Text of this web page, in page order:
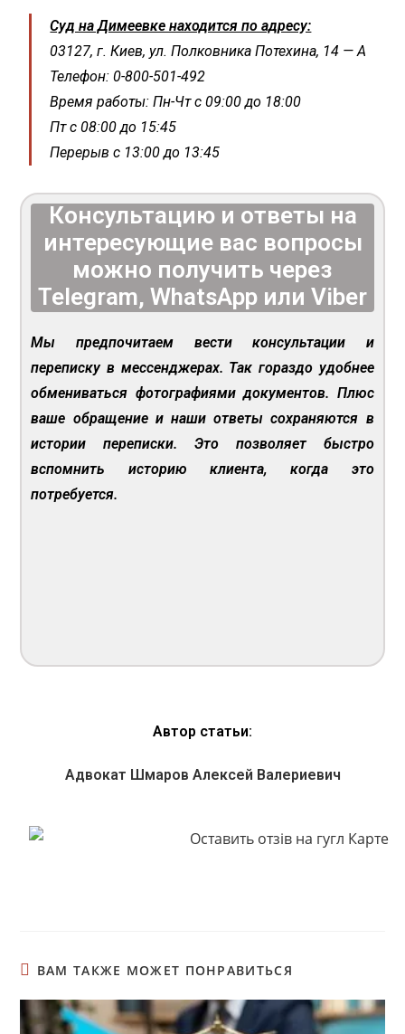
Суд на Димеевке находится по адресу:
03127, г. Киев, ул. Полковника Потехина, 14 — А
Телефон: 0-800-501-492
Время работы: Пн-Чт с 09:00 до 18:00
Пт с 08:00 до 15:45
Перерыв с 13:00 до 13:45
Консультацию и ответы на
интересующие вас вопросы
можно получить через
Telegram, WhatsApp или Viber
Мы предпочитаем вести консультации и
переписку в мессенджерах. Так гораздо удобнее
обмениваться фотографиями документов. Плюс
ваше обращение и наши ответы сохраняются в
истории переписки. Это позволяет быстро
вспомнить историю клиента, когда это
потребуется.
Автор статьи:
Адвокат Шмаров Алексей Валериевич
ВАМ ТАКЖЕ МОЖЕТ ПОНРАВИТЬСЯ